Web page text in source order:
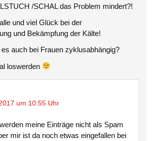
/SCHAL das Problem mindert?!
und viel Glück bei der
und Bekämpfung der Kälte!
auch bei Frauen zyklusabhängig?
loswerden
um 10:55 Uhr
meine Einträge nicht als Spam
mir ist da noch etwas eingefallen bei